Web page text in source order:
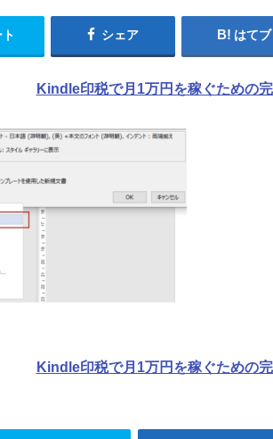
シェア はてブ
Kindle印税で月1万円を稼ぐための
Kindle印税で月1万円を稼ぐための